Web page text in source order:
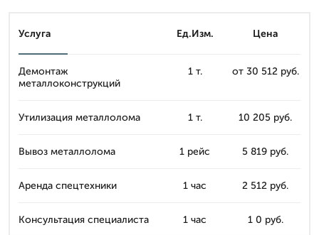
Услуга Ед.Изм. Цена
Демонтаж
металлоконструкций
1 т. от 30 512 руб.
Утилизация металлолома 1 т. 10 205 руб.
Вывоз металлолома 1 рейс 5 819 руб.
Аренда спецтехники 1 час 2 512 руб.
Консультация специалиста 1 час 1 0 руб.